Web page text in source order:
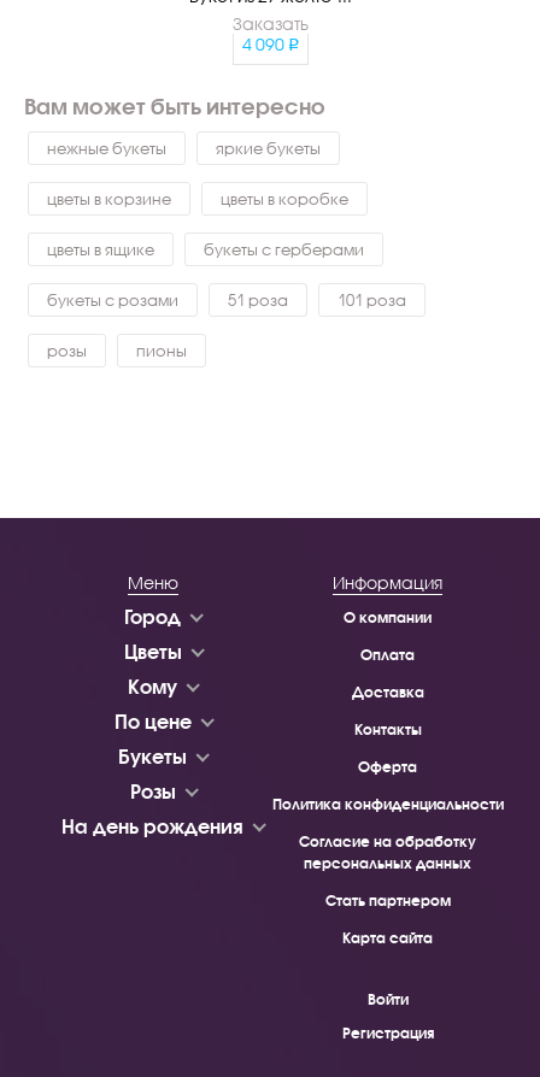
Заказать
4 090
Вам может быть интересно
нежные букеты яркие букеты
цветы в корзине цветы в коробке
цветы в ящике букеты с герберами
букеты с розами 51 роза 101 роза
розы пионы
Меню
Город
Цветы
Кому
По цене
Букеты
Розы
На день рождения
Информация
О компании
Оплата
Доставка
Контакты
Оферта
Политика конфиденциальности
Согласие на обработку
персональных данных
Стать партнером
Карта сайта
Войти
Регистрация